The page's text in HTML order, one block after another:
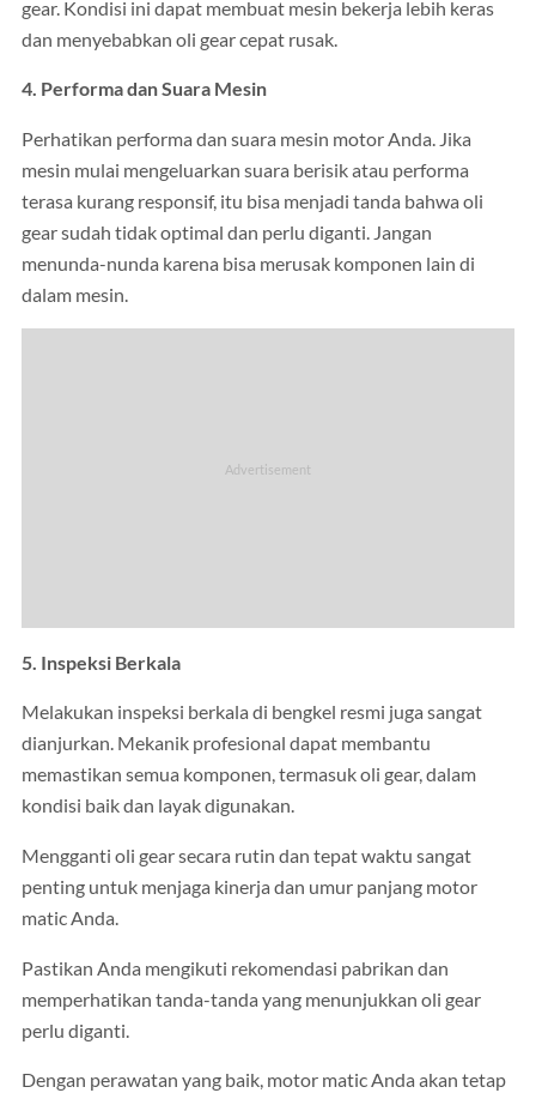
gear. Kondisi ini dapat membuat mesin bekerja lebih keras
dan menyebabkan oli gear cepat rusak.
4. Performa dan Suara Mesin
Perhatikan performa dan suara mesin motor Anda. Jika
mesin mulai mengeluarkan suara berisik atau performa
terasa kurang responsif, itu bisa menjadi tanda bahwa oli
gear sudah tidak optimal dan perlu diganti. Jangan
menunda-nunda karena bisa merusak komponen lain di
dalam mesin.
5. Inspeksi Berkala
Melakukan inspeksi berkala di bengkel resmi juga sangat
dianjurkan. Mekanik profesional dapat membantu
memastikan semua komponen, termasuk oli gear, dalam
kondisi baik dan layak digunakan.
Mengganti oli gear secara rutin dan tepat waktu sangat
penting untuk menjaga kinerja dan umur panjang motor
matic Anda.
Pastikan Anda mengikuti rekomendasi pabrikan dan
memperhatikan tanda-tanda yang menunjukkan oli gear
perlu diganti.
Dengan perawatan yang baik, motor matic Anda akan tetap